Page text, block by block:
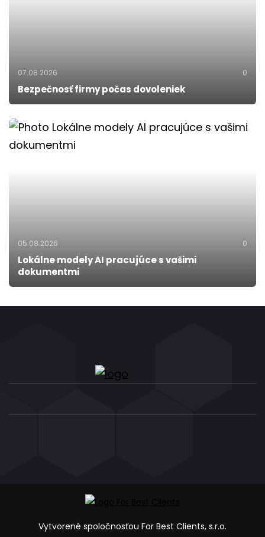
07.08.2026 0
Bezpečnosť firmy počas dovoleniek
05.08.2026 0
Lokálne modely AI pracujúce s vašimi
dokumentmi
Vytvorené spoločnosťou For Best Clients, s.r.o.